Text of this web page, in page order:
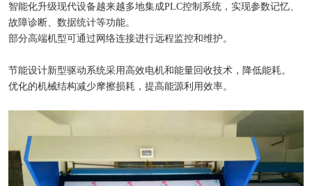
智能化升级现代设备越来越多地集成PLC控制系统，实现参数记忆、
故障诊断、数据统计等功能。
部分高端机型可通过网络连接进行远程监控和维护。
节能设计新型驱动系统采用高效电机和能量回收技术，降低能耗。
优化的机械结构减少摩擦损耗，提高能源利用效率。